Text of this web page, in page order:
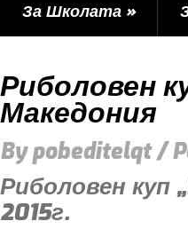
За Школата »
Риболовен
Македония
Bypobeditelqt/
Риболовен куп
2015г.